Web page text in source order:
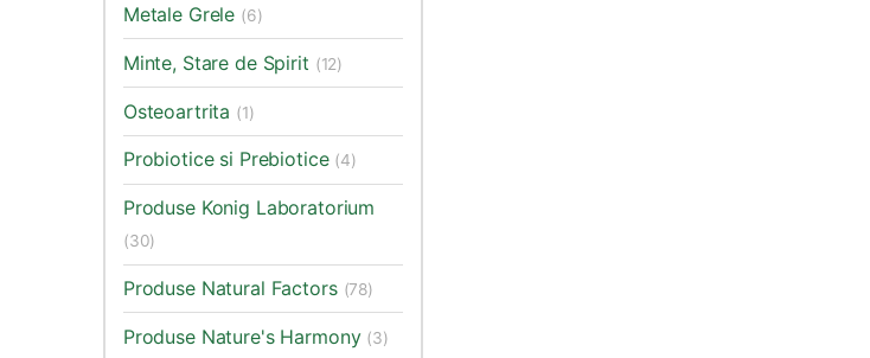
Metale Grele (6)
Minte, Stare de Spirit (12)
Osteoartrita (1)
Probiotice si Prebiotice (4)
Produse Konig Laboratorium
(30)
Produse Natural Factors (78)
Produse Nature's Harmony (3)